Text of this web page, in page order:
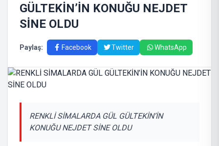
GÜLTEKİN’İN KONUĞU NEJDET
SİNE OLDU
Paylaş: Facebook Twitter WhatsApp
RENKLİ SİMALARDA GÜL GÜLTEKİN’İN
KONUĞU NEJDET SİNE OLDU